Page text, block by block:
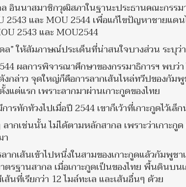
อินนาสมาชิกวุฒิสภาในฐานะประธานคณะกรร
2543 และ MOU 2544 เพื่อแก้ไขปัญหาชายแ
2543 และ MOU2544
ล” ให้สัมภาษณ์ประเด็นที่น่าสนใจบางส่วน ระบุว่า
ผลการพิจารณาศึกษาของกรรมาธิการฯ พบ
กล่าว จุดใหญ่ก็คือการลากเส้นไหล่ทวีปของกัม
แต่แรก เพราะลากมาผ่านเกาะกูดของไทย
ารทักท้วงไปเมื่อปี 2544 เขาก็เว้าที่เกาะกูดไว้เล็
ลากเช่นนั้น ไม่ได้ตามหลักสากล เพราะว่าเกาะ
ากเส้นเข้าไปหนึ่งในสามของเกาะกูดแล้วกัมพูช
รฐานสากล เมื่อเกาะกูดเป็นของไทย พื้นดินบน
นที่เรียกว่า 12 ไมล์ทะเล และเส้นอื่นๆ ด้วย